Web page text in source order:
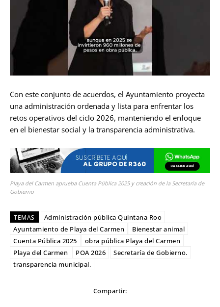
Con este conjunto de acuerdos, el Ayuntamiento proyecta
una administración ordenada y lista para enfrentar los
retos operativos del ciclo 2026, manteniendo el enfoque
en el bienestar social y la transparencia administrativa.
Playa del Carmen aprueba Cuenta Pública 2025 y creación de la Secretaría de
Gobierno
TEMAS
Administración pública Quintana Roo
Ayuntamiento de Playa del Carmen
Bienestar animal
Cuenta Pública 2025
obra pública Playa del Carmen
Playa del Carmen
POA 2026
Secretaría de Gobierno.
transparencia municipal.
Compartir: